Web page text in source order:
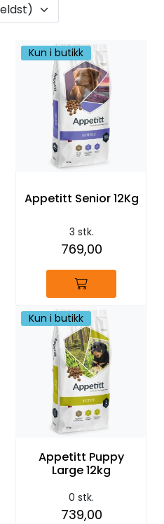
Kun i butikk
Appetitt Senior 12Kg
3 stk.
769,00
Kun i butikk
Appetitt Puppy
Large 12kg
0 stk.
739,00